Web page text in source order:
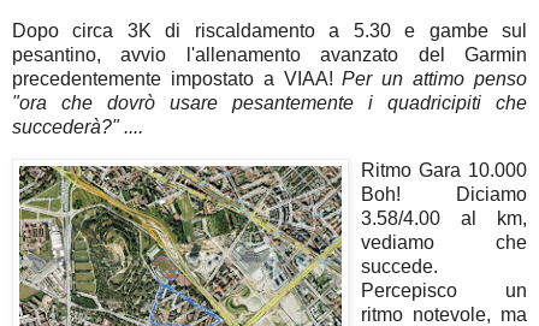
Dopo circa 3K di riscaldamento a 5.30 e gambe sul
pesantino, avvio l'allenamento avanzato del Garmin
precedentemente impostato a VIAA!Per un attimo penso
"ora che dovrò usare pesantemente i quadricipiti che
succederà?" ....
Ritmo Gara 10.000
Boh! Diciamo
3.58/4.00 al km,
vediamo che
succede.
Percepisco un
ritmo notevole, ma